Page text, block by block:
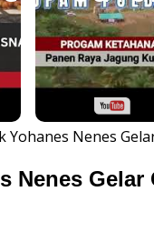
Yohanes Nenes
Nenes